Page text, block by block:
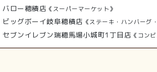
バロー穂積店 《スーパーマーケット》
ビッグボーイ岐阜穂積店 《ステーキ・ハンバーグ
セブンイレブン瑞穂馬場小城町1丁目店 《コンビ